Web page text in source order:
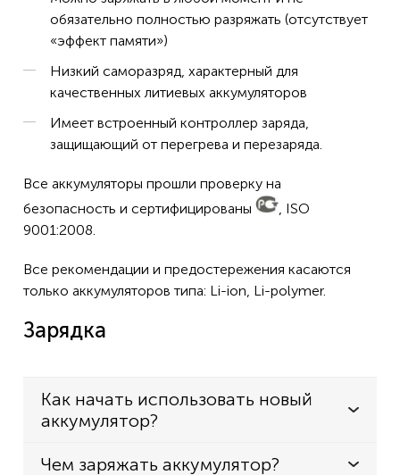
обязательно полностью разряжать (отсутствует
«эффект памяти»)
Низкий саморазряд, характерный для
качественных литиевых аккумуляторов
Имеет встроенный контроллер заряда,
защищающий от перегрева и перезаряда.
Все аккумуляторы прошли проверку на
безопасность и сертифицированы
, ISO
9001:2008.
Все рекомендации и предостережения касаются
только аккумуляторов типа: Li-ion, Li-polymer.
Зарядка
Как начать использовать новый
аккумулятор?
Чем заряжать аккумулятор?